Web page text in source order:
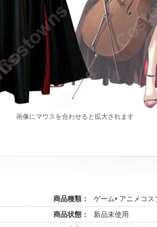
画像にマウスを合わせると拡大されます
商品種類：
ゲーム• アニメコ
商品状態：
新品未使用